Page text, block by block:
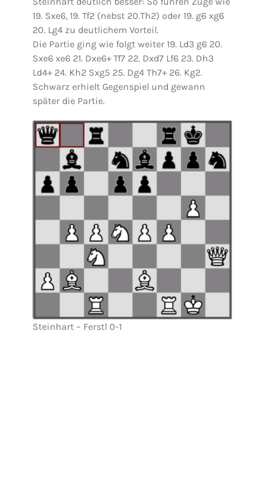
19. Sxe6, 19. Tf2 (nebst 20.Th2) oder 19. g6 xg6
20. Lg4 zu deutlichem Vorteil.
Die Partie ging wie folgt weiter 19. Ld3 g6 20.
Sxe6 xe6 21. Dxe6+ Tf7 22. Dxd7 Lf6 23. Dh3
Ld4+ 24. Kh2 Sxg5 25. Dg4 Th7+ 26. Kg2.
Schwarz erhielt Gegenspiel und gewann
später die Partie.
Steinhart – Ferstl 0-1